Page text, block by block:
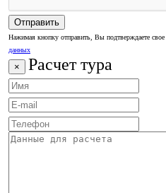
Нажимая кнопку отправить, Вы подтверждаете свое
данных
× Расчет тура